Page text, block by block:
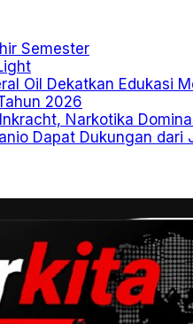
Semester
Oil Dekatkan Edukasi
2026
Narkotika
Dapat Dukungan dari